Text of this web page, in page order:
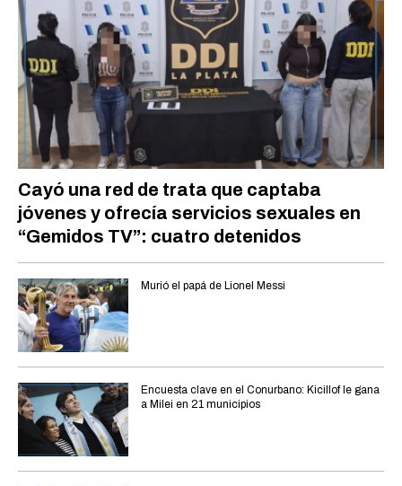
Cayó una red de trata que captaba
jóvenes y ofrecía servicios sexuales en
“Gemidos TV”: cuatro detenidos
Murió el papá de Lionel Messi
Encuesta clave en el Conurbano: Kicillof le gana
a Milei en 21 municipios